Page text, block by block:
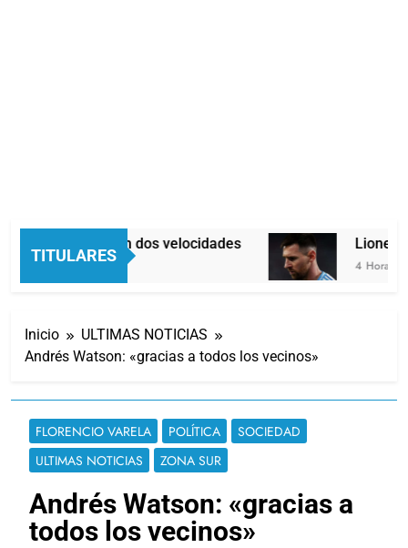
TITULARES
Economía en dos velocidades
3 Horas Atrás
Lionel
4 Horas
Inicio
ULTIMAS NOTICIAS
Andrés Watson: «gracias a todos los vecinos»
FLORENCIO VARELA POLÍTICA
SOCIEDAD
ULTIMAS NOTICIAS
ZONA SUR
Andrés Watson: «gracias a
todos los vecinos»